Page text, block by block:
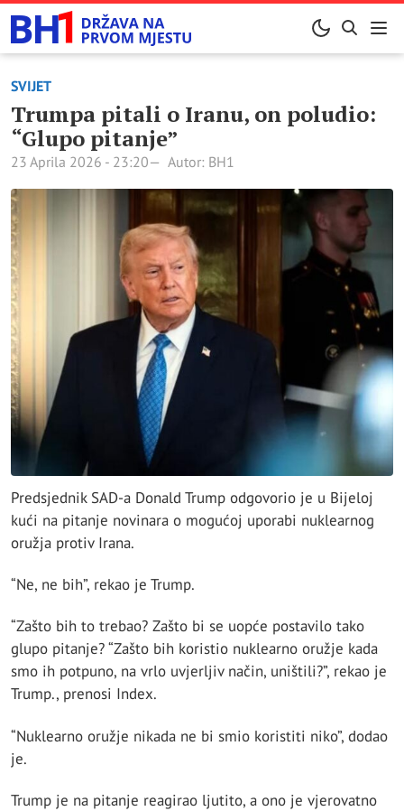
SVIJET
Trumpa pitali o Iranu, on poludio:
“Glupo pitanje”
23 Aprila 2026 - 23:20 Autor: BH1
Predsjednik SAD-a Donald Trump odgovorio je u Bijeloj
kući na pitanje novinara o mogućoj uporabi nuklearnog
oružja protiv Irana.
“Ne, ne bih”, rekao je Trump.
“Zašto bih to trebao? Zašto bi se uopće postavilo tako
glupo pitanje? “Zašto bih koristio nuklearno oružje kada
smo ih potpuno, na vrlo uvjerljiv način, uništili?”, rekao je
Trump., prenosi Index.
“Nuklearno oružje nikada ne bi smio koristiti niko”, dodao
je.
Trump je na pitanje reagirao ljutito, a ono je vjerovatno